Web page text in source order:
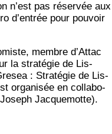
n’est pas réser­vée aux
d’en­trée pour pou­voir
membre d’At­tac
la stra­té­gie de Lis­
: Stra­té­gie de Lis­
orga­ni­sée en col­la­bo­
Jacquemotte).